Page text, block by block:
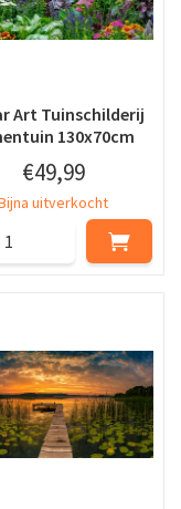
Art Tuinschilderij
130x70cm
€49,99
uitverkocht